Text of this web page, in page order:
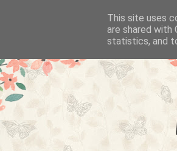
This site uses
are shared with
statistics, and